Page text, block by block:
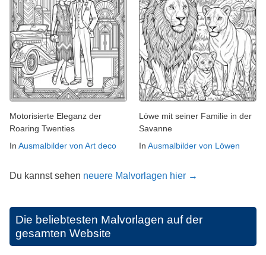
Motorisierte Eleganz der
Roaring Twenties
In Ausmalbilder von Art deco
Löwe mit seiner Familie in der
Savanne
In Ausmalbilder von Löwen
Du kannst sehen neuere Malvorlagen hier →
Die beliebtesten Malvorlagen auf der
gesamten Website